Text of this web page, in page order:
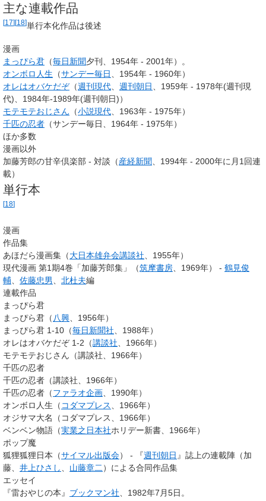
主な連載作品
[17][18]単行本化作品は後述
漫画
まっぴら君 （毎日新聞夕刊、1954年 - 2001年）。
オンボロ人生 （サンデー毎日
、1954年 - 1960年）
オレはオバケだぞ（週刊現代 週刊朝日
、1959年 - 1978年(週刊現
代)、1984年-1989年(週刊朝日)）
モテモテおじさん （小説現代 、1963年 - 1975年）
千匹の忍者 （サンデー毎日、1964年 - 1975年）
ほか多数
漫画以外
加藤芳郎の甘辛倶楽部 - 対談（産経新聞 、1994年 - 2000年に月1回連
載）
単行本
[18]
漫画
作品集
あほだら漫画集（大日本雄弁会講談社、1955年）
現代漫画 第1期4巻「加藤芳郎集」（筑摩書房、1969年） - 鶴見俊
輔、 佐藤忠男、 北杜夫編
連載作品
まっぴら君
まっぴら君（八興、1956年）
まっぴら君 1-10（毎日新聞社、1988年）
オレはオバケだぞ 1-2（講談社、1966年）
モテモテおじさん（講談社、1966年）
千匹の忍者
千匹の忍者（講談社、1966年）
千匹の忍者（ファラオ企画、1990年）
オンボロ人生（ コダマプレス、1966年）
オジサマ大名（コダマプレス、1966年）
ベンベン物語（実業之日本社ホリデー新書、1966年）
ポップ魔
狐狸狐狸日本（サイマル出版会） - 『週刊朝日 』誌上の連載陣（加
藤、 井上ひさし、 山藤章二）による合同作品集
エッセイ
『雷おやじの本』 ブックマン社、1982年7月5日。